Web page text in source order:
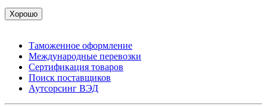
Хорошо
Таможенное оформление
Международные перевозки
Сертификация товаров
Поиск поставщиков
Аутсорсинг ВЭД